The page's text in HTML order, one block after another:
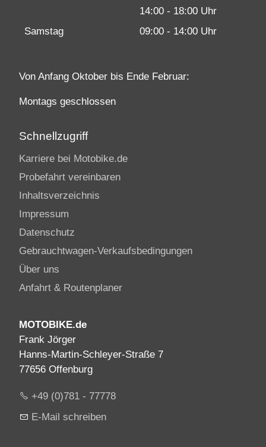
14:00 - 18:00 Uhr
Samstag
09:00 - 14:00 Uhr
Von Anfang Oktober bis Ende Februar:
Montags geschlossen
Schnellzugriff
Karriere bei Motobike.de
Probefahrt vereinbaren
Inhaltsverzeichnis
Impressum
Datenschutz
Gebrauchtwagen-Verkaufsbedingungen
Über uns
Anfahrt & Routenplaner
MOTOBIKE.de
Frank Jörger
Hanns-Martin-Schleyer-Straße 7
77656 Offenburg
+49 (0)781 - 77778
E-Mail schreiben